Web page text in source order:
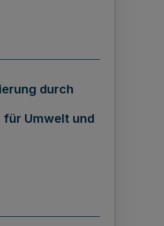
durch
für Umwelt und